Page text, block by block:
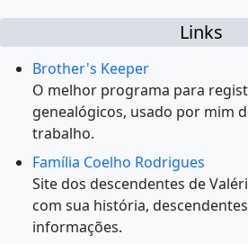
Links
Brother's Keeper
O melhor programa para
genealógicos, usado por mim
trabalho.
Família Coelho Rodrigues
Site dos descendentes de
com sua história,
informações.